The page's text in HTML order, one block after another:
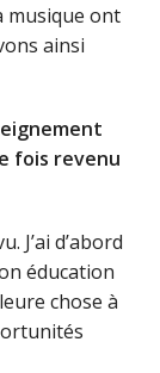
musique ont
ainsi
fois revenu
J’ai d’abord
éducation
chose à